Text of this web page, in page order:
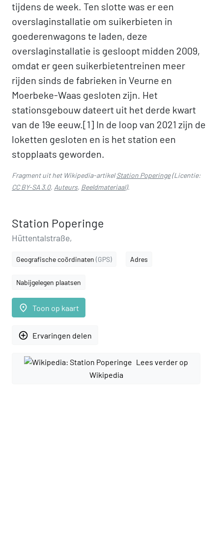
tijdens de week. Ten slotte was er een
overslaginstallatie om suikerbieten in
goederenwagons te laden, deze
overslaginstallatie is gesloopt midden 2009,
omdat er geen suikerbietentreinen meer
rijden sinds de fabrieken in Veurne en
Moerbeke-Waas gesloten zijn. Het
stationsgebouw dateert uit het derde kwart
van de 19e eeuw.[1] In de loop van 2021 zijn de
loketten gesloten en is het station een
stopplaats geworden.
Fragment uit het Wikipedia-artikelStation Poperinge(Licentie:
CC BY-SA 3.0, Auteurs, Beeldmateriaal).
Station Poperinge
Hüttentalstraße,
Geografische coördinaten (GPS) Adres
Nabijgelegen plaatsen
place Toon op kaart
add_circle_outline Ervaringen delen
Lees verder op
Wikipedia